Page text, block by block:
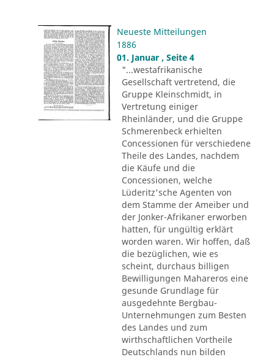
Neueste Mitteilungen
1886
01. Januar , Seite 4
"...westafrikanische
Gesellschaft vertretend, die
Gruppe Kleinschmidt, in
Vertretung einiger
Rheinländer, und die Gruppe
Schmerenbeck erhielten
Concessionen für verschiedene
Theile des Landes, nachdem
die Käufe und die
Concessionen, welche
Lüderitz'sche Agenten von
dem Stamme der Ameiber und
der Jonker-Afrikaner erworben
hatten, für ungültig erklärt
worden waren. Wir hoffen, daß
die bezüglichen, wie es
scheint, durchaus billigen
Bewilligungen Mahareros eine
gesunde Grundlage für
ausgedehnte Bergbau-
Unternehmungen zum Besten
des Landes und zum
wirthschaftlichen Vortheile
Deutschlands nun bilden